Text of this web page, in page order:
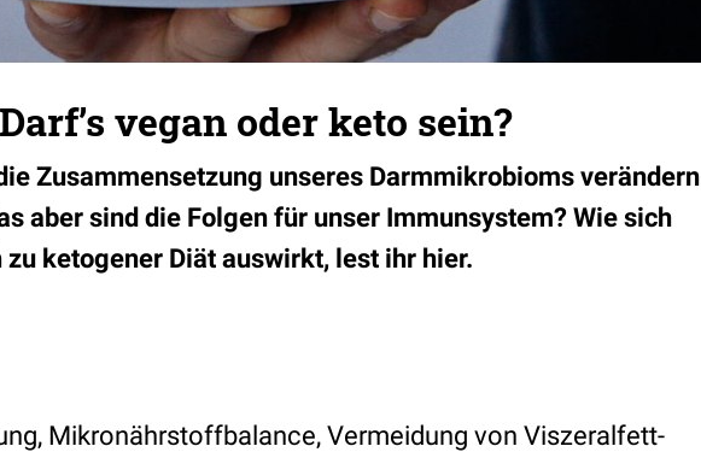
vegan oder keto sein?
Zusammensetzung unseres Darmmikrobioms verändern
aber sind die Folgen für unser Immunsystem? Wie sich
ketogener Diät auswirkt, lest ihr hier.
Mikronährstoffbalance, Vermeidung von Viszeralfett-